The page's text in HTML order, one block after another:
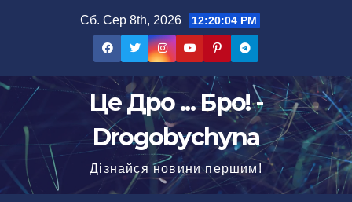
Сб. Сер 8th, 2026 12:20:05 PM
Це Дро ... Бро! -
Drogobychyna
Дізнайся новини першим!